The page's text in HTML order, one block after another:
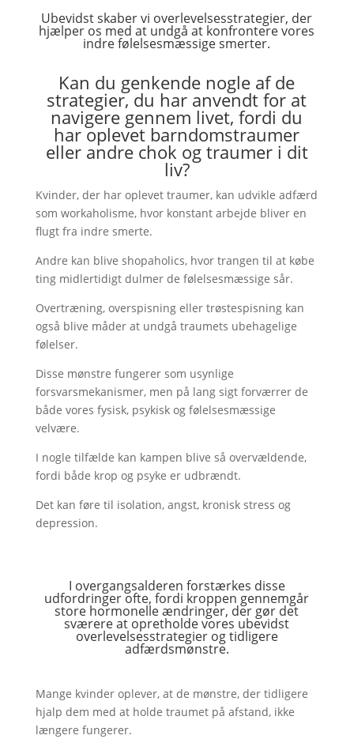
Ubevidst skaber vi overlevelsesstrategier, der
hjælper os med at undgå at konfrontere vores
indre følelsesmæssige smerter.
Kan du genkende nogle af de
strategier, du har anvendt for at
navigere gennem livet, fordi du
har oplevet barndomstraumer
eller andre chok og traumer i dit
liv?
Kvinder, der har oplevet traumer, kan udvikle adfærd
som workaholisme, hvor konstant arbejde bliver en
flugt fra indre smerte.
Andre kan blive shopaholics, hvor trangen til at købe
ting midlertidigt dulmer de følelsesmæssige sår.
Overtræning, overspisning eller trøstespisning kan
også blive måder at undgå traumets ubehagelige
følelser.
Disse mønstre fungerer som usynlige
forsvarsmekanismer, men på lang sigt forværrer de
både vores fysisk, psykisk og følelsesmæssige
velvære.
I nogle tilfælde kan kampen blive så overvældende,
fordi både krop og psyke er udbrændt.
Det kan føre til isolation, angst, kronisk stress og
depression.
I overgangsalderen forstærkes disse
udfordringer ofte, fordi kroppen gennemgår
store hormonelle ændringer, der gør det
sværere at opretholde vores ubevidst
overlevelsesstrategier og tidligere
adfærdsmønstre.
Mange kvinder oplever, at de mønstre, der tidligere
hjalp dem med at holde traumet på afstand, ikke
længere fungerer.